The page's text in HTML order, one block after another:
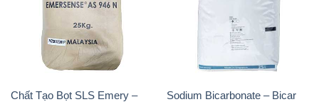
Chất Tạo Bọt SLS Emery –
Emersense AS 946N Mã Lai
Malaysia
Sodium Bicarbonate – Bicar
NaHCO3 Singapore